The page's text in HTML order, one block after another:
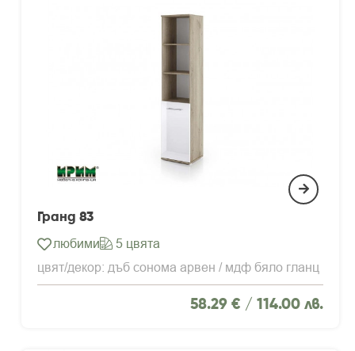
Гранд 83
любими
5 цвята
цвят/декор: дъб сонома арвен / мдф бяло гланц
58.29 € / 114.00 лв.